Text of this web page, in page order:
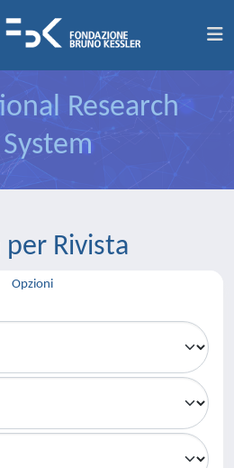
Research
per Rivista
Opzioni